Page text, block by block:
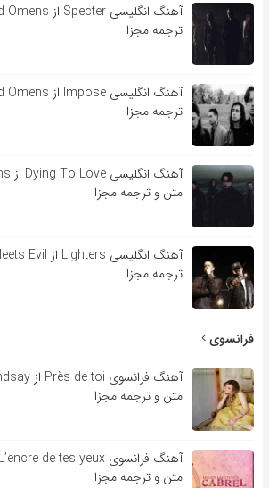
ترجمه مجزا
ترجمه مجزا
متن و ترجمه مجزا
ترجمه مجزا
فرانسوی
متن و ترجمه مجزا
متن و ترجمه مجزا